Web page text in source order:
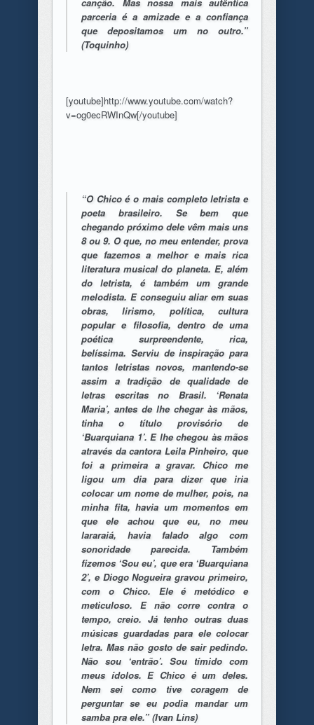
canção. Mas nossa mais autêntica
parceria é a amizade e a confiança
que depositamos um no outro.”
(Toquinho)
[youtube]http://www.youtube.com/watch?
v=og0ecRWInQw[/youtube]
“O Chico é o mais completo letrista e
poeta brasileiro. Se bem que
chegando próximo dele vêm mais uns
8 ou 9. O que, no meu entender, prova
que fazemos a melhor e mais rica
literatura musical do planeta. E, além
do letrista, é também um grande
melodista. E conseguiu aliar em suas
obras, lirismo, política, cultura
popular e filosofia, dentro de uma
poética surpreendente, rica,
belíssima. Serviu de inspiração para
tantos letristas novos, mantendo-se
assim a tradição de qualidade de
letras escritas no Brasil. ‘Renata
Maria’, antes de lhe chegar às mãos,
tinha o título provisório de
‘Buarquiana 1’. E lhe chegou às mãos
através da cantora Leila Pinheiro, que
foi a primeira a gravar. Chico me
ligou um dia para dizer que iria
colocar um nome de mulher, pois, na
minha fita, havia um momentos em
que ele achou que eu, no meu
lararaiá, havia falado algo com
sonoridade parecida. Também
fizemos ‘Sou eu’, que era ‘Buarquiana
2’, e Diogo Nogueira gravou primeiro,
com o Chico. Ele é metódico e
meticuloso. E não corre contra o
tempo, creio. Já tenho outras duas
músicas guardadas para ele colocar
letra. Mas não gosto de sair pedindo.
Não sou ‘entrão’. Sou tímido com
meus ídolos. E Chico é um deles.
Nem sei como tive coragem de
perguntar se eu podia mandar um
samba pra ele.” (Ivan Lins)